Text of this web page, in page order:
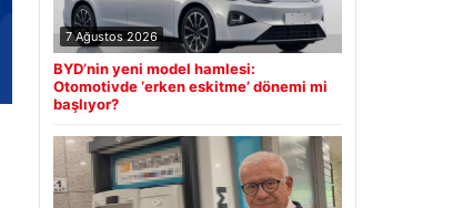
7 Ağustos 2026
BYD’nin yeni model hamlesi:
Otomotivde ‘erken eskitme’ dönemi mi
başlıyor?